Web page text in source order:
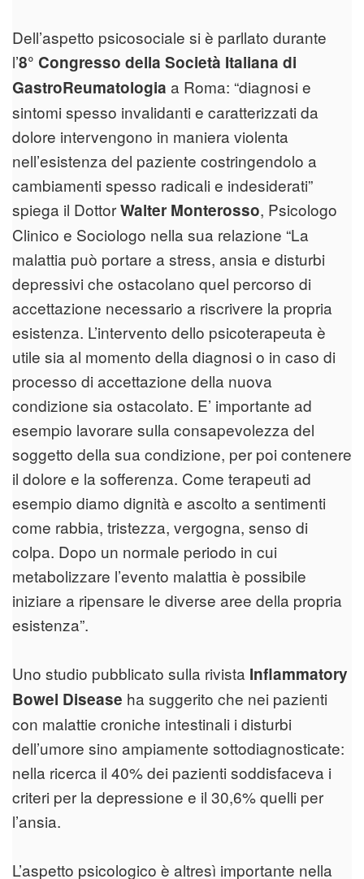
Dell’aspetto psicosociale si è parllato durante
l’8° Congresso della Società Italiana di
GastroReumatologia a Roma: “diagnosi e
sintomi spesso invalidanti e caratterizzati da
dolore intervengono in maniera violenta
nell’esistenza del paziente costringendolo a
cambiamenti spesso radicali e indesiderati”
spiega il DottorWalter Monterosso, Psicologo
Clinico e Sociologo nella sua relazione “La
malattia può portare a stress, ansia e disturbi
depressivi che ostacolano quel percorso di
accettazione necessario a riscrivere la propria
esistenza. L’intervento dello psicoterapeuta è
utile sia al momento della diagnosi o in caso di
processo di accettazione della nuova
condizione sia ostacolato. E’ importante ad
esempio lavorare sulla consapevolezza del
soggetto della sua condizione, per poi contenere
il dolore e la sofferenza. Come terapeuti ad
esempio diamo dignità e ascolto a sentimenti
come rabbia, tristezza, vergogna, senso di
colpa. Dopo un normale periodo in cui
metabolizzare l’evento malattia è possibile
iniziare a ripensare le diverse aree della propria
esistenza”.
Uno studio pubblicato sulla rivista Inflammatory
Bowel Disease ha suggerito che nei pazienti
con malattie croniche intestinali i disturbi
dell’umore sino ampiamente sottodiagnosticate:
nella ricerca il 40% dei pazienti soddisfaceva i
criteri per la depressione e il 30,6% quelli per
l’ansia.
L’aspetto psicologico è altresì importante nella